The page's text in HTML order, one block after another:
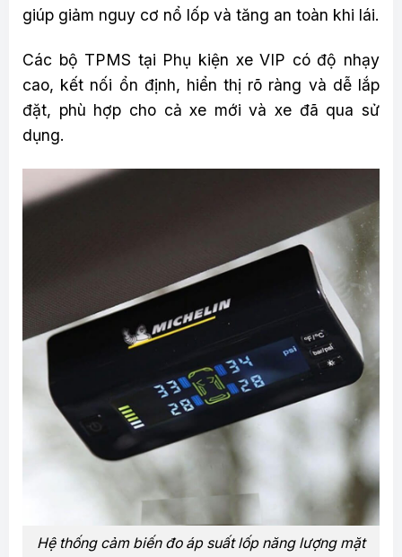
giúp giảm nguy cơ nổ lốp và tăng an toàn khi lái.
Các bộ TPMS tại Phụ kiện xe VIP có độ nhạy
cao, kết nối ổn định, hiển thị rõ ràng và dễ lắp
đặt, phù hợp cho cả xe mới và xe đã qua sử
dụng.
Hệ thống cảm biến đo áp suất lốp năng lượng mặt